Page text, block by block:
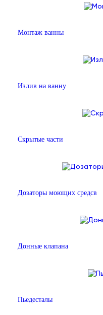
Монтаж ванны
Излив на ванну
Скрытые части
Дозаторы моющих средсв
Донные клапана
Пьедесталы